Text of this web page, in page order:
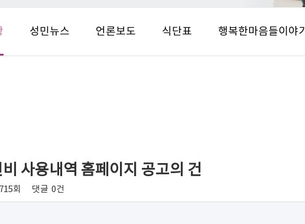
성민뉴스 언론보도 식단표 행복한마음들이야기
사용내역 홈페이지 공고의 건
회 댓글 0건